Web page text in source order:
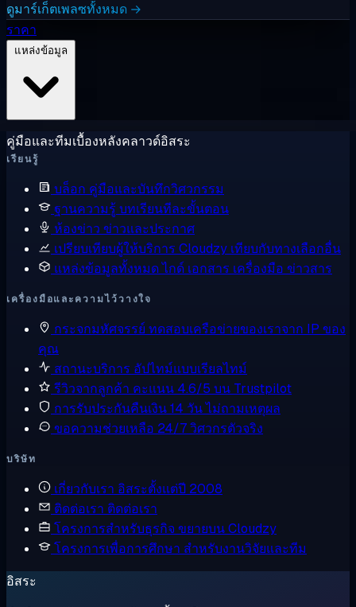
ดูมาร์เก็ตเพลซทั้งหมด →
ราคา
คู่มือและทีมเบื้องหลังคลาวด์อิสระ
เรียนรู้
บล็อก คู่มือและบันทึกวิศวกรรม
ฐานความรู้ บทเรียนทีละขั้นตอน
ห้องข่าว ข่าวและประกาศ
เปรียบเทียบผู้ให้บริการ Cloudzy เทียบกับทางเลือกอื่น
แหล่งข้อมูลทั้งหมดไกด์ เอกสาร เครื่องมือ ข่าวสาร
เครื่องมือและความไว้วางใจ
กระจกมหัศจรรย์ ทดสอบเครือข่ายของเราจาก IP ของ
คุณ
สถานะบริการ อัปไทม์แบบเรียลไทม์
รีวิวจากลูกค้า คะแนน 4.6/5 บน Trustpilot
การรับประกันคืนเงิน14 วัน ไม่ถามเหตุผล
ขอความช่วยเหลือ 24/7 วิศวกรตัวจริง
บริษัท
เกี่ยวกับเรา อิสระตั้งแต่ปี 2008
ติดต่อเรา ติดต่อเรา
โครงการสำหรับธุรกิจ ขยายบน Cloudzy
โครงการเพื่อการศึกษา สำหรับงานวิจัยและทีม
อิสระ